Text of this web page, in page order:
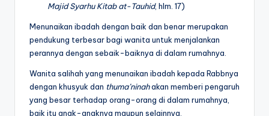
Majid Syarhu Kitab at-Tauhid, hlm. 17)
Menunaikan ibadah dengan baik dan benar merupakan
pendukung terbesar bagi wanita untuk menjalankan
perannya dengan sebaik-baiknya di dalam rumahnya.
Wanita salihah yang menunaikan ibadah kepada Rabbnya
dengan khusyuk dan thuma’ninahakan memberi pengaruh
yang besar terhadap orang-orang di dalam rumahnya,
baik itu anak-anaknya maupun selainnya.